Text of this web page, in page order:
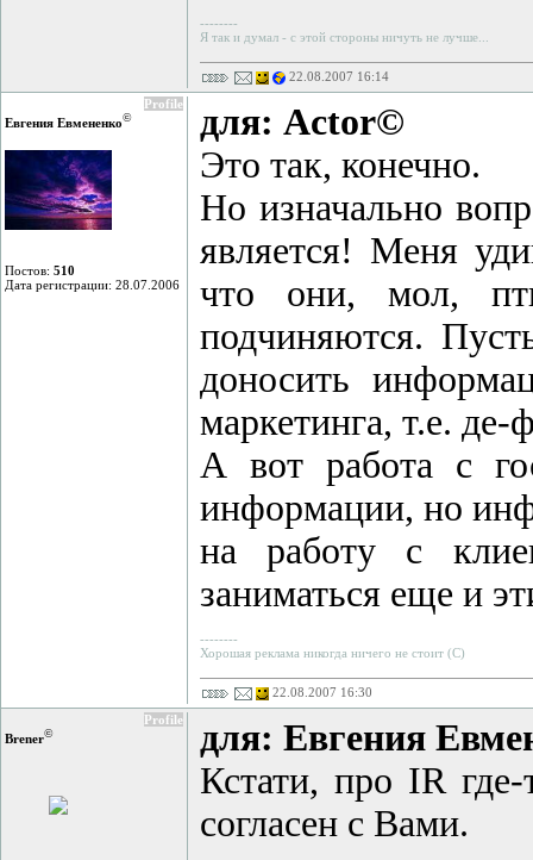
--------
Я так и думал - с этой стороны ничуть не лучше...
22.08.2007 16:14
Profile
Евгения Евмененко©
Постов: 510
Дата регистрации: 28.07.2006
для: Actor©
Это так, конечно.
Но изначально
является! Меня
что они, мол,
подчиняются.
доносить
маркетинга, т.е.
А вот работа с
информации, но
на работу с
заниматься еще и
--------
Хорошая реклама никогда ничего не стоит (С)
22.08.2007 16:30
Profile
Brener©
для: Евгения
Кстати, про IR
согласен с Вами.